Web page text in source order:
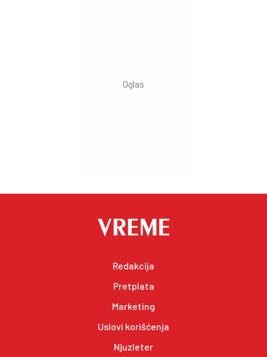
Redakcija
Pretplata
Marketing
Uslovi korišćenja
Njuzleter